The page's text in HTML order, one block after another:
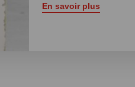
En savoir plus